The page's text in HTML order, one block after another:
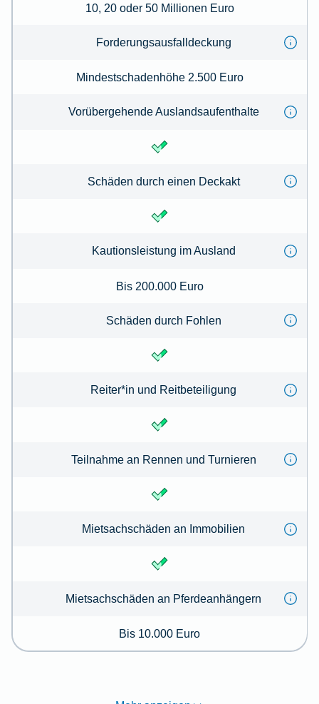
10, 20 oder 50 Millionen Euro
Forderungsausfalldeckung
Mindestschadenhöhe 2.500 Euro
Vorübergehende Auslandsaufenthalte
Schäden durch einen Deckakt
Kautionsleistung im Ausland
Bis 200.000 Euro
Schäden durch Fohlen
Reiter*in und Reitbeteiligung
Teilnahme an Rennen und Turnieren
Mietsachschäden an Immobilien
Mietsachschäden an Pferdeanhängern
Bis 10.000 Euro